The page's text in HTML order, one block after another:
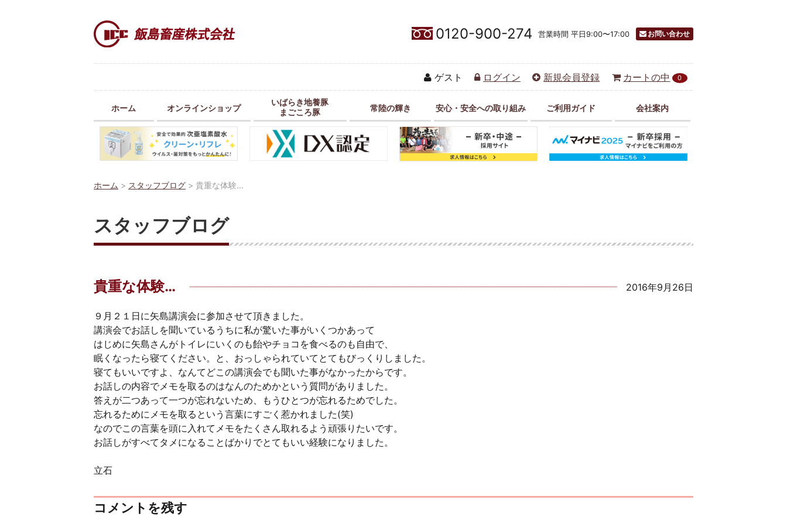
0120-900-274 営業時間 平日9:00〜17:00 お問い合わせ
ゲスト ログイン 新規会員登録 カートの中 0
ホーム オンラインショップ
いばらき地養豚
まごころ豚
常陸の輝き 安心・安全への取り組み ご利用ガイド 会社案内
ホーム > スタッフブログ > 貴重な体験…
スタッフブログ
貴重な体験… 2016年9月26日
９月２１日に矢島講演会に参加させて頂きました。
講演会でお話しを聞いているうちに私が驚いた事がいくつかあって
はじめに矢島さんがトイレにいくのも飴やチョコを食べるのも自由で、
眠くなったら寝てください。と、おっしゃられていてとてもびっくりしました。
寝てもいいですよ、なんてどこの講演会でも聞いた事がなかったからです。
お話しの内容でメモを取るのはなんのためかという質問がありました。
答えが二つあって一つが忘れないため、もうひとつが忘れるためでした。
忘れるためにメモを取るという言葉にすごく惹かれました(笑)
なのでこの言葉を頭に入れてメモをたくさん取れるよう頑張りたいです。
お話しがすべてタメになることばかりでとてもいい経験になりました。
立石
コメントを残す